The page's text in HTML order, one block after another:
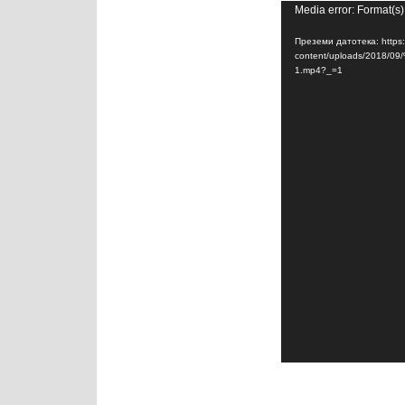
Media error:
Преземи датотека:
content/uploads/2018/09/
1.mp4?_=1